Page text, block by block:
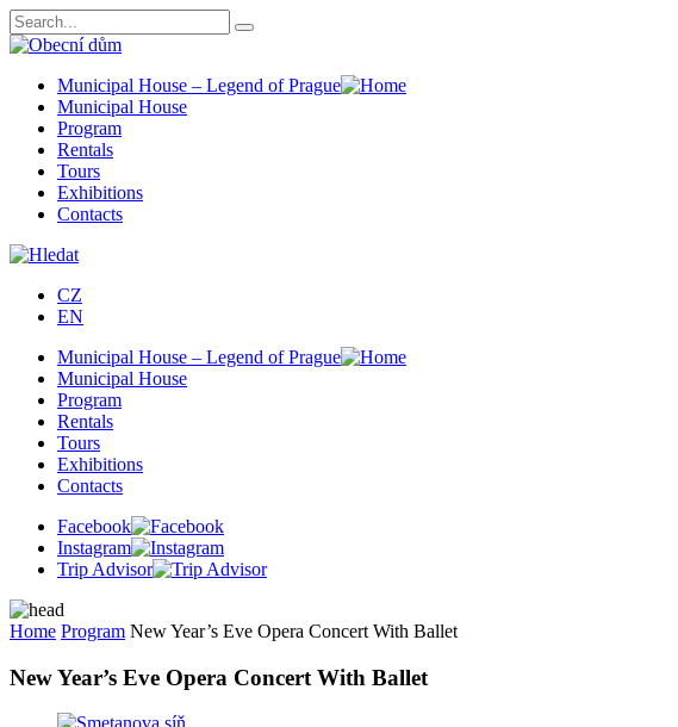
Municipal House – Legend of Prague
Municipal House
Program
Rentals
Tours
Exhibitions
Contacts
CZ
EN
Municipal House – Legend of Prague
Municipal House
Program
Rentals
Tours
Exhibitions
Contacts
Facebook
Instagram
Trip Advisor
Home Program New Year’s Eve Opera Concert With Ballet
New Year’s Eve Opera Concert With Ballet